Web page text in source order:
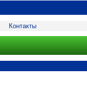
Контакты